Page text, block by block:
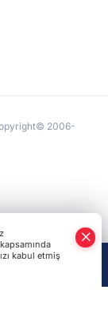
2006-
kabul etmiş